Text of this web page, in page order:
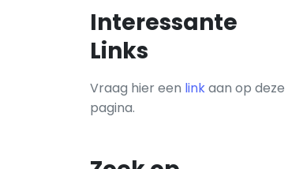
Interessante
Links
Vraag hier een linkaan op deze
pagina.